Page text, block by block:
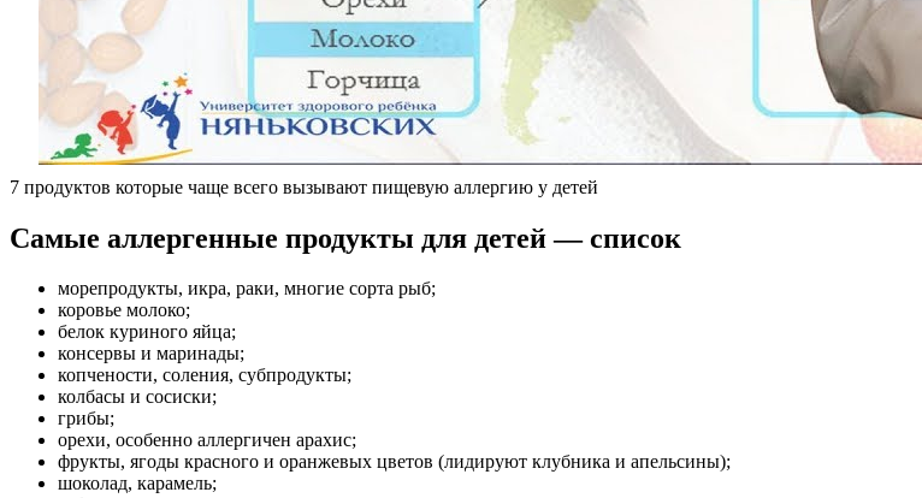
7 продуктов которые чаще всего вызывают пищевую аллергию у детей
Самые аллергенные продукты для детей — список
морепродукты, икра, раки, многие сорта рыб;
коровье молоко;
белок куриного яйца;
консервы и маринады;
копчености, соления, субпродукты;
колбасы и сосиски;
грибы;
орехи, особенно аллергичен арахис;
фрукты, ягоды красного и оранжевых цветов (лидируют клубника и апельсины);
шоколад, карамель;